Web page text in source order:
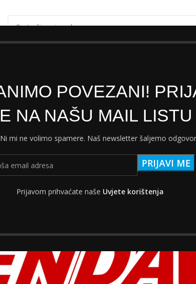
POVEZANI!
NA NAŠU MAIL LISTU
mi ne volimo spamere. Naš newsletter šaljemo
Prijavom prihvaćate naše Uvjete korištenja
ODABERI KATEGORIJU